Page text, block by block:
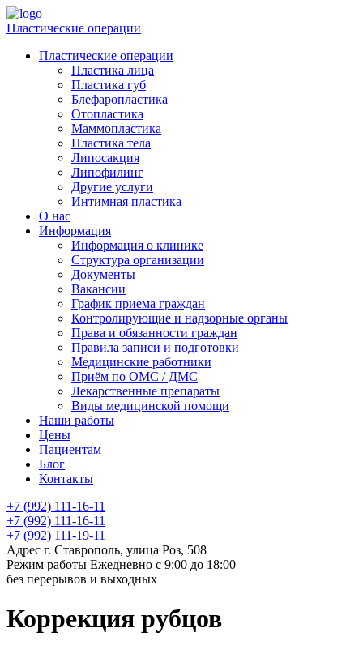
Пластические операции
Пластические операции
Пластика лица
Пластика губ
Блефаропластика
Отопластика
Маммопластика
Пластика тела
Липосакция
Липофилинг
Другие услуги
Интимная пластика
О нас
Информация
Информация о клинике
Структура организации
Документы
Вакансии
График приема граждан
Контролирующие и надзорные органы
Права и обязанности граждан
Правила записи и подготовки
Медицинские работники
Приём по ОМС / ДМС
Лекарственные препараты
Виды медицинской помощи
Наши работы
Цены
Пациентам
Блог
Контакты
+7 (992) 111-16-11
+7 (992) 111-16-11
+7 (992) 111-19-11
Адрес г. Ставрополь, улица Роз, 508
Режим работы Ежедневно с 9:00 до 18:00
без перерывов и выходных
Коррекция рубцов